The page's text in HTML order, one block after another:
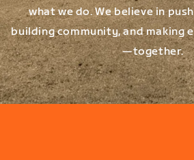
what we do. We believe in
building community, and making
—together.